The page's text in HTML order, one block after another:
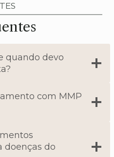
quando devo
com MMP
doenças do